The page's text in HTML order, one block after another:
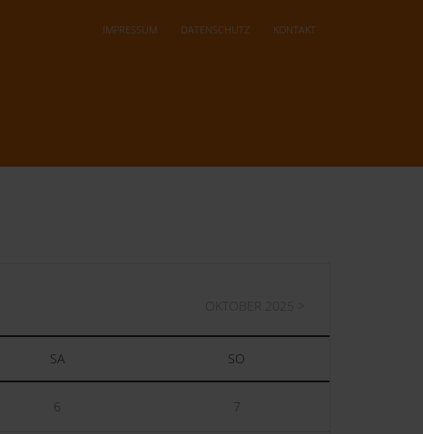
IMPRESSUM DATENSCHUTZ KONTAKT
OKTOBER 2025 >
SA SO
6 7